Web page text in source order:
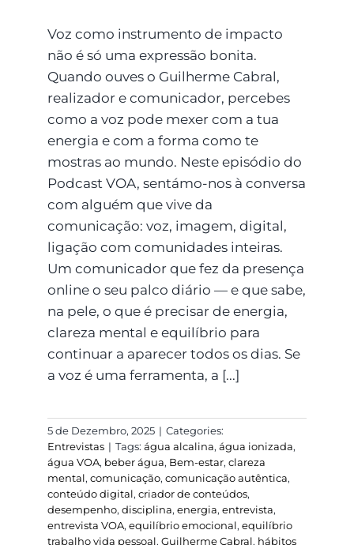
Voz como instrumento de impacto
não é só uma expressão bonita.
Quando ouves o Guilherme Cabral,
realizador e comunicador, percebes
como a voz pode mexer com a tua
energia e com a forma como te
mostras ao mundo. Neste episódio do
Podcast VOA, sentámo-nos à conversa
com alguém que vive da
comunicação: voz, imagem, digital,
ligação com comunidades inteiras.
Um comunicador que fez da presença
online o seu palco diário — e que sabe,
na pele, o que é precisar de energia,
clareza mental e equilíbrio para
continuar a aparecer todos os dias. Se
a voz é uma ferramenta, a [...]
5 de Dezembro, 2025 | Categories:
Entrevistas | Tags: água alcalina, água ionizada,
água VOA, beber água, Bem-estar, clareza
mental, comunicação, comunicação autêntica,
conteúdo digital, criador de conteúdos,
desempenho, disciplina, energia, entrevista,
entrevista VOA, equilíbrio emocional, equilíbrio
trabalho vida pessoal, Guilherme Cabral, hábitos